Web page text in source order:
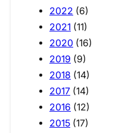
2022 (6)
2021 (11)
2020 (16)
2019 (9)
2018 (14)
2017 (14)
2016 (12)
2015 (17)